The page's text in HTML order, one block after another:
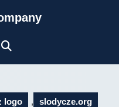
logo , slodycze.org